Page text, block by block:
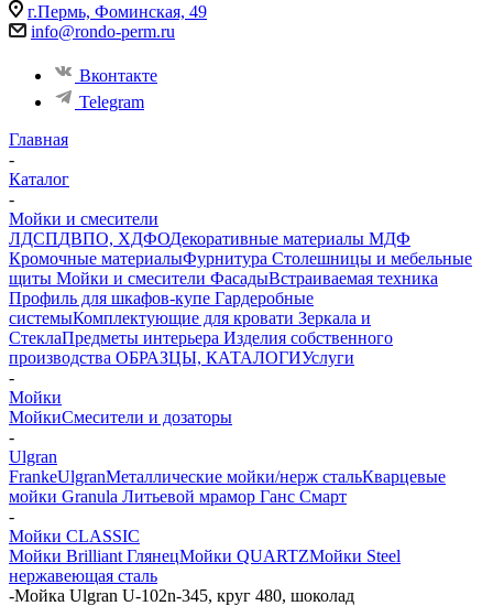
г.Пермь, Фоминская, 49
info@rondo-perm.ru
Вконтакте
Telegram
Главная
-
Каталог
-
Мойки и смесители
ЛДСПДВПО, ХДФОДекоративные материалы МДФ
Кромочные материалыФурнитура Столешницы и мебельные
щиты Мойки и смесители ФасадыВстраиваемая техника
Профиль для шкафов-купе Гардеробные
системыКомплектующие для кровати Зеркала и
СтеклаПредметы интерьера Изделия собственного
производства ОБРАЗЦЫ, КАТАЛОГИУслуги
-
Мойки
МойкиСмесители и дозаторы
-
Ulgran
FrankeUlgranМеталлические мойки/нерж стальКварцевые
мойки Granula Литьевой мрамор Ганс Смарт
-
Мойки CLASSIC
Мойки Brilliant ГлянецМойки QUARTZМойки Steel
нержавеющая сталь
-Мойка Ulgran U-102n-345, круг 480, шоколад